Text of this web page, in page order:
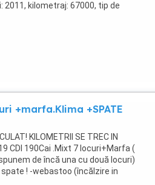
kilometraj: 67000, tip de
+marfa.Klima +SPATE
KILOMETRII SE TREC IN
CDI 190Cai .Mixt 7 locuri+Marfa (
de încă una cu două locuri)
! -webastoo (încălzire in